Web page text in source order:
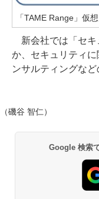
「TAME Range」仮
新会社では「セキ
か、セキュリティ
ンサルティングなど
（磯谷 智仁）
Google 検索